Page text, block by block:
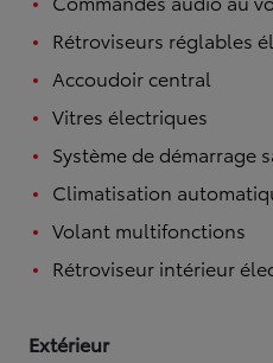
Rétroviseurs réglables
Accoudoir central
Vitres électriques
Système de démarrage
Climatisation
Volant multifonctions
Rétroviseur intérieur
Extérieur